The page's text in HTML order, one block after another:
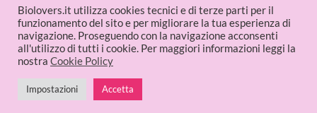
© 2026 Biolovers.it | P.IVA 09336481214
Biolovers.it utilizza cookies tecnici e di terze parti per il
funzionamento del sito e per migliorare la tua esperienza di
navigazione. Proseguendo con la navigazione acconsenti
all'utilizzo di tutti i cookie. Per maggiori informazioni leggi la
nostra Cookie Policy
Impostazioni Accetta